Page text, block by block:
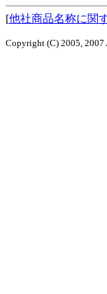
[他社商品名称に関
Copyright (C) 2005, 2007